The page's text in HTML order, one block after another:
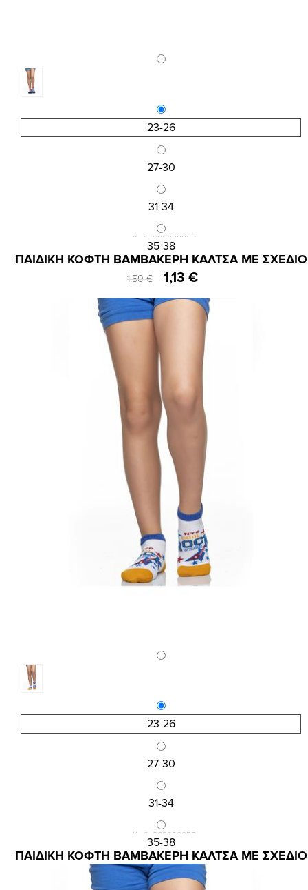
23-26
27-30
31-34
35-38
Κωδ.:SS202006B
ΠΑΙΔΙΚΗ ΚΟΦΤΗ ΒΑΜΒΑΚΕΡΗ ΚΑΛΤΣΑ ΜΕ ΣΧΕΔΙΟ
1,50 € 1,13 €
23-26
27-30
31-34
35-38
Κωδ.:SS202005B
ΠΑΙΔΙΚΗ ΚΟΦΤΗ ΒΑΜΒΑΚΕΡΗ ΚΑΛΤΣΑ ΜΕ ΣΧΕΔΙΟ
1,50 € 1,13 €